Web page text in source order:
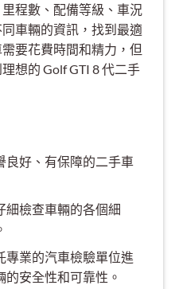
程數、配備等級、車況
車輛的資訊，找到最適
要花費時間和精力，但
想的 Golf GTI 8 代二手
良好、有保障的二手車
細檢查車輛的各個細
專業的汽車檢驗單位進
安全性和可靠性。